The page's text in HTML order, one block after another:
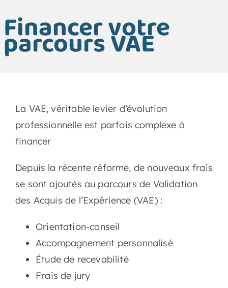
Contact
Rechercher:
Financer votre
parcours VAE
La VAE,véritable levier d’évolution
professionnelle est parfois complexe à
financer
Depuis la récente réforme, de nouveaux frais
se sont ajoutés au parcours de Validation
des Acquis de l’Expérience (VAE) :
Orientation-conseil
Accompagnement personnalisé
Étude de recevabilité
Frais de jury